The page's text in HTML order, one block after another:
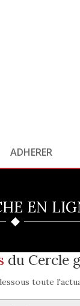
ADHERER
EN
du Cercle
toute